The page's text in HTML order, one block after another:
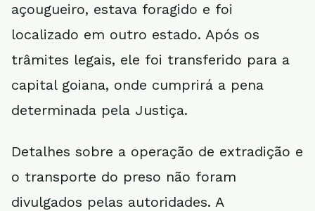
açougueiro, estava foragido e foi
localizado em outro estado. Após os
trâmites legais, ele foi transferido para a
capital goiana, onde cumprirá a pena
determinada pela Justiça.
Detalhes sobre a operação de extradição e
o transporte do preso não foram
divulgados pelas autoridades. A